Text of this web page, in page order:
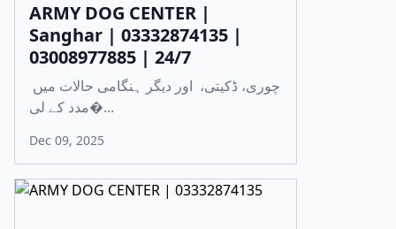
ARMY DOG CENTER |
Sanghar | 03332874135 |
03008977885 | 24/7
مدد کے لی�...
Dec 09, 2025